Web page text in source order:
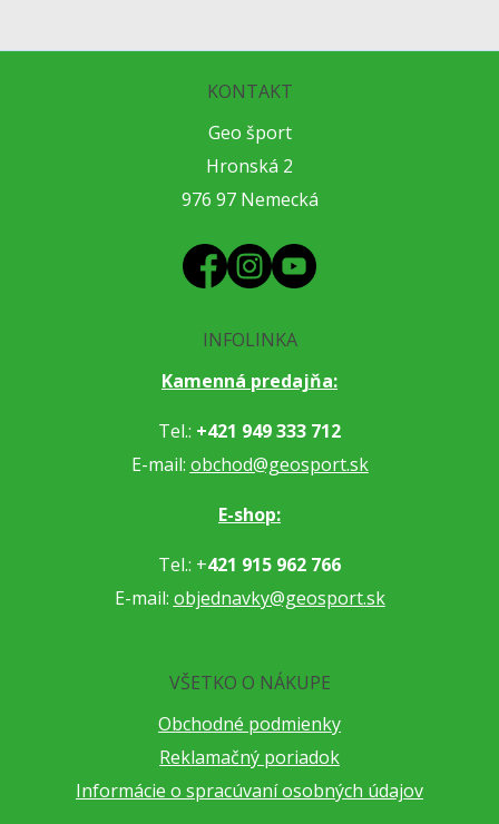
KONTAKT
Geo šport
Hronská 2
976 97 Nemecká
INFOLINKA
Kamenná predajňa:
Tel.: +421 949 333 712
E-mail: obchod@geosport.sk
E-shop:
Tel.: +421 915 962 766
E-mail: objednavky@geosport.sk
VŠETKO O NÁKUPE
Obchodné podmienky
Reklamačný poriadok
Informácie o spracúvaní osobných údajov